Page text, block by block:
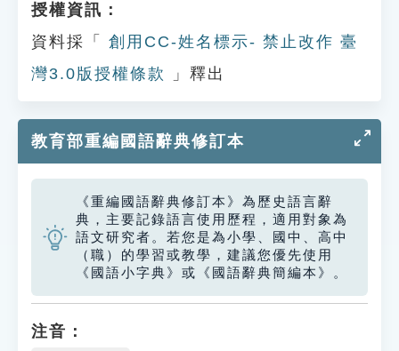
授權資訊：
資料採「
創用CC-姓名標示- 禁止改作 臺
灣3.0版授權條款
」釋出
教育部重編國語辭典修訂本
《重編國語辭典修訂本》為歷史語言辭
典，主要記錄語言使用歷程，適用對象為
語文研究者。若您是為小學、國中、高中
（職）的學習或教學，建議您優先使用
《國語小字典》或《國語辭典簡編本》。
注音：